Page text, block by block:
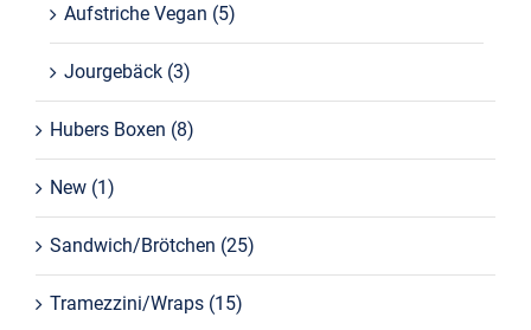
Aufstriche Vegan (5)
Jourgebäck (3)
Hubers Boxen (8)
New (1)
Sandwich/Brötchen (25)
Tramezzini/Wraps (15)